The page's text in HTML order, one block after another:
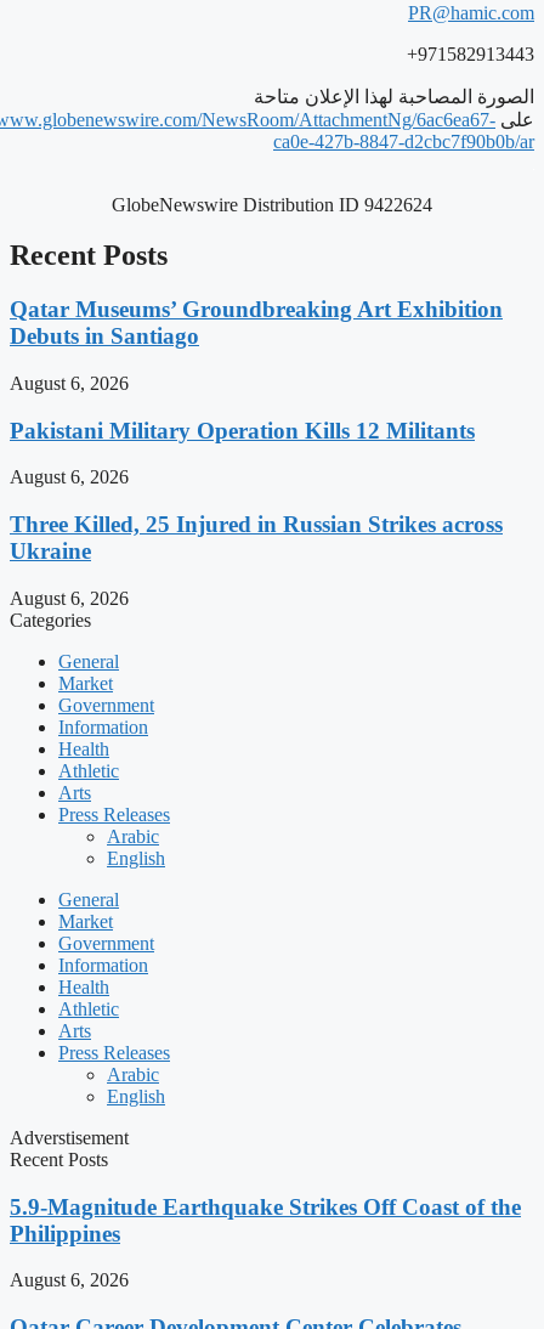
PR@hamic.com
+971582913443
الصورة المصاحبة لهذا الإعلان متاحة
على NewsRoom/AttachmentNg/6ac6ea67-
ca0e-427b-8847-d2cbc7f90b0b/ar
GlobeNewswire Distribution ID 9422624
Recent Posts
Qatar Museums’ Groundbreaking Art Exhibition
Debuts in Santiago
August 6, 2026
Pakistani Military Operation Kills 12 Militants
August 6, 2026
Three Killed, 25 Injured in Russian Strikes across
Ukraine
August 6, 2026
Categories
General
Market
Government
Information
Health
Athletic
Arts
Press Releases
Arabic
English
General
Market
Government
Information
Health
Athletic
Arts
Press Releases
Arabic
English
Adverstisement
Recent Posts
5.9-Magnitude Earthquake Strikes Off Coast of the
Philippines
August 6, 2026